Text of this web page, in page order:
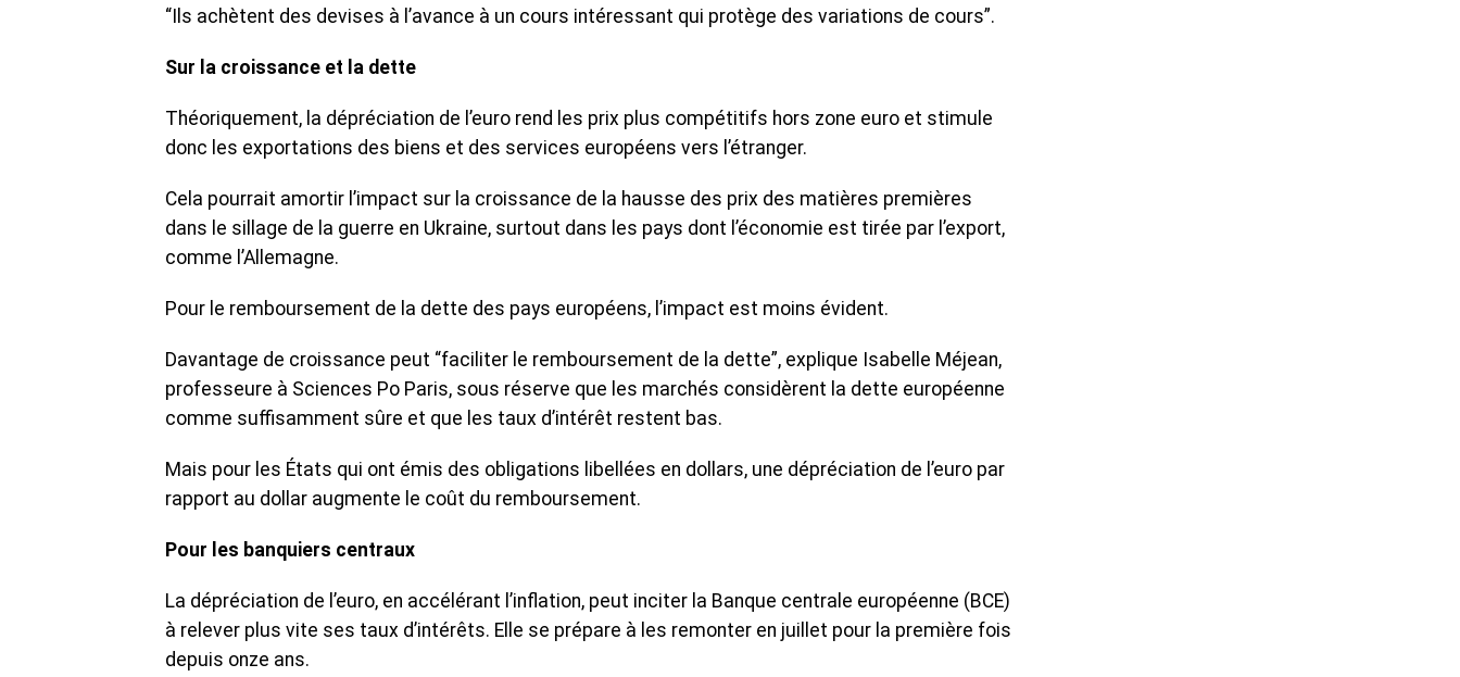
“Ils achètent des devises à l’avance à un cours intéressant qui protège des variations de cours”.
Sur la croissance et la dette
Théoriquement, la dépréciation de l’euro rend les prix plus compétitifs hors zone euro et stimule
donc les exportations des biens et des services européens vers l’étranger.
Cela pourrait amortir l’impact sur la croissance de la hausse des prix des matières premières
dans le sillage de la guerre en Ukraine, surtout dans les pays dont l’économie est tirée par l’export,
comme l’Allemagne.
Pour le remboursement de la dette des pays européens, l’impact est moins évident.
Davantage de croissance peut “faciliter le remboursement de la dette”, explique Isabelle Méjean,
professeure à Sciences Po Paris, sous réserve que les marchés considèrent la dette européenne
comme suffisamment sûre et que les taux d’intérêt restent bas.
Mais pour les États qui ont émis des obligations libellées en dollars, une dépréciation de l’euro par
rapport au dollar augmente le coût du remboursement.
Pour les banquiers centraux
La dépréciation de l’euro, en accélérant l’inflation, peut inciter la Banque centrale européenne (BCE)
à relever plus vite ses taux d’intérêts. Elle se prépare à les remonter en juillet pour la première fois
depuis onze ans.